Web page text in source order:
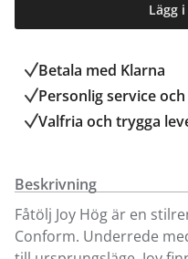
Lägg
Betala med Klarna
Personlig service
Valfria och trygga
Beskrivning
Fåtölj Joy Hög är en
Conform. Underrede